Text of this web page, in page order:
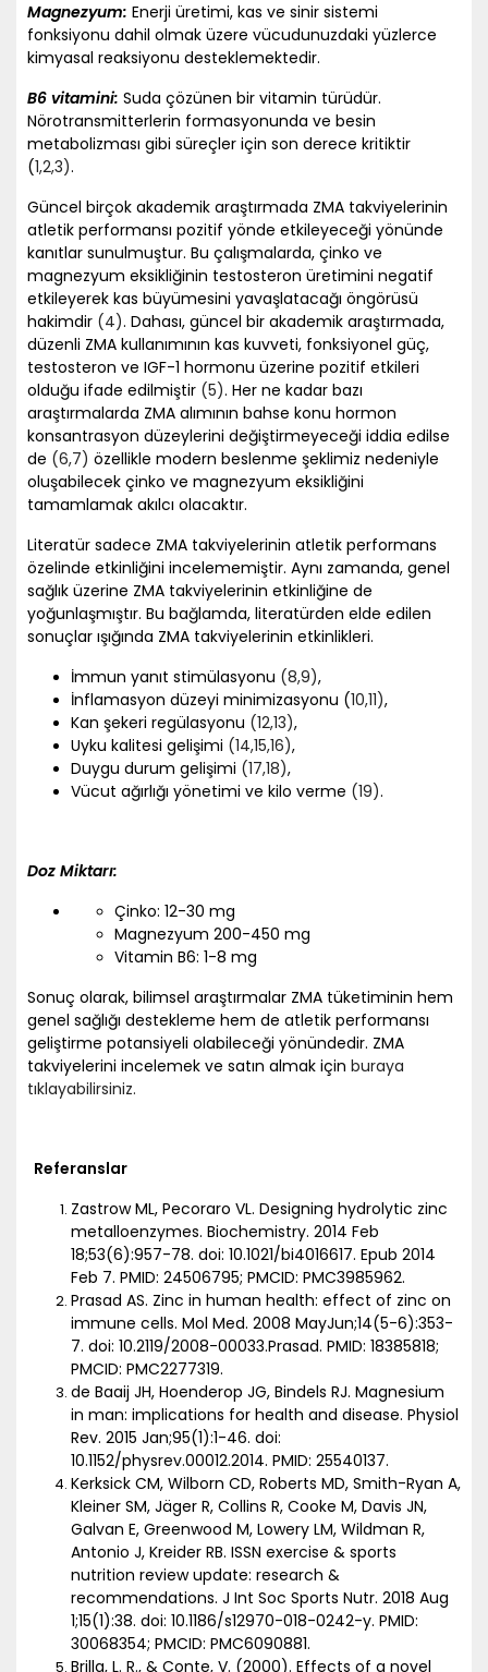
Magnezyum: Enerji üretimi, kas ve sinir sistemi
fonksiyonu dahil olmak üzere vücudunuzdaki yüzlerce
kimyasal reaksiyonu desteklemektedir.
B6 vitamini: Suda çözünen bir vitamin türüdür.
Nörotransmitterlerin formasyonunda ve besin
metabolizması gibi süreçler için son derece kritiktir
(1,2,3).
Güncel birçok akademik araştırmada ZMA takviyelerinin
atletik performansı pozitif yönde etkileyeceği yönünde
kanıtlar sunulmuştur. Bu çalışmalarda, çinko ve
magnezyum eksikliğinin testosteron üretimini negatif
etkileyerek kas büyümesini yavaşlatacağı öngörüsü
hakimdir (4). Dahası, güncel bir akademik araştırmada,
düzenli ZMA kullanımının kas kuvveti, fonksiyonel güç,
testosteron ve IGF-1 hormonu üzerine pozitif etkileri
olduğu ifade edilmiştir (5). Her ne kadar bazı
araştırmalarda ZMA alımının bahse konu hormon
konsantrasyon düzeylerini değiştirmeyeceği iddia edilse
de (6,7) özellikle modern beslenme şeklimiz nedeniyle
oluşabilecek çinko ve magnezyum eksikliğini
tamamlamak akılcı olacaktır.
Literatür sadece ZMA takviyelerinin atletik performans
özelinde etkinliğini incelememiştir. Aynı zamanda, genel
sağlık üzerine ZMA takviyelerinin etkinliğine de
yoğunlaşmıştır. Bu bağlamda, literatürden elde edilen
sonuçlar ışığında ZMA takviyelerinin etkinlikleri.
İmmun yanıt stimülasyonu (8,9),
İnflamasyon düzeyi minimizasyonu (10,11),
Kan şekeri regülasyonu (12,13),
Uyku kalitesi gelişimi (14,15,16),
Duygu durum gelişimi (17,18),
Vücut ağırlığı yönetimi ve kilo verme (19).
Doz Miktarı:
Çinko: 12-30 mg
Magnezyum 200-450 mg
Vitamin B6: 1-8 mg
Sonuç olarak, bilimsel araştırmalar ZMA tüketiminin hem
genel sağlığı destekleme hem de atletik performansı
geliştirme potansiyeli olabileceği yönündedir. ZMA
takviyelerini incelemek ve satın almak için buraya
tıklayabilirsiniz.
Referanslar
Zastrow ML, Pecoraro VL. Designing hydrolytic zinc
metalloenzymes. Biochemistry. 2014 Feb
18;53(6):957-78. doi: 10.1021/bi4016617. Epub 2014
Feb 7. PMID: 24506795; PMCID: PMC3985962.
Prasad AS. Zinc in human health: effect of zinc on
immune cells. Mol Med. 2008 MayJun;14(5-6):353-
7. doi: 10.2119/2008-00033.Prasad. PMID: 18385818;
PMCID: PMC2277319.
de Baaij JH, Hoenderop JG, Bindels RJ. Magnesium
in man: implications for health and disease. Physiol
Rev. 2015 Jan;95(1):1-46. doi:
10.1152/physrev.00012.2014. PMID: 25540137.
Kerksick CM, Wilborn CD, Roberts MD, Smith-Ryan A,
Kleiner SM, Jäger R, Collins R, Cooke M, Davis JN,
Galvan E, Greenwood M, Lowery LM, Wildman R,
Antonio J, Kreider RB. ISSN exercise & sports
nutrition review update: research &
recommendations. J Int Soc Sports Nutr. 2018 Aug
1;15(1):38. doi: 10.1186/s12970-018-0242-y. PMID:
30068354; PMCID: PMC6090881.
Brilla, L. R., & Conte, V. (2000). Effects of a novel